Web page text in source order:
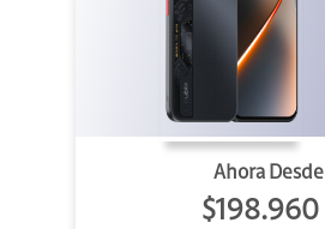
Ahora Desde
$198.960